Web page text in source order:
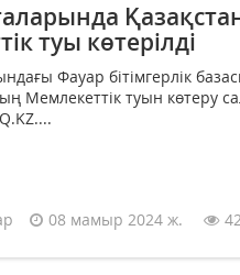
туы көтерілді
Фауар бітімгерлік
Мемлекеттік туын көтеру
08 мамыр 2024 ж.